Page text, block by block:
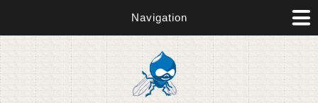
Navigation